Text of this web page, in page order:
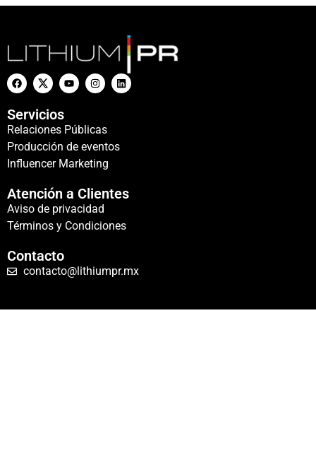
Servicios
Relaciones Públicas
Producción de eventos
Influencer Marketing
Atención a Clientes
Aviso de privacidad
Términos y Condiciones
Contacto
contacto@lithiumpr.mx